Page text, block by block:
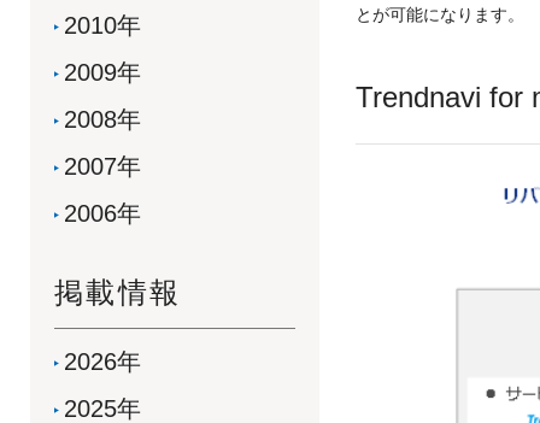
とが可能になります。
Trendnavi for
2010年
2009年
2008年
2007年
2006年
掲載情報
2026年
2025年